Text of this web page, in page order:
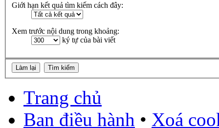
Giới hạn kết quả tìm kiếm cách đây:
Xem trước nội dung trong khoảng:
ký tự của bài viết
Trang chủ
Ban điều hành • Xoá